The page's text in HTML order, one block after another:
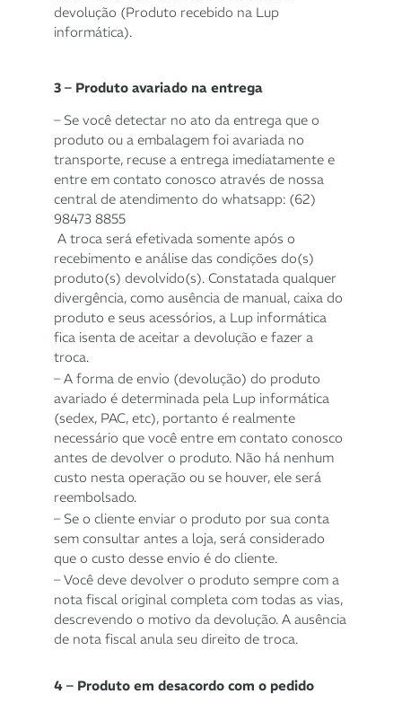
devolução (Produto recebido na Lup
informática).
3 – Produto avariado na entrega
– Se você detectar no ato da entrega que o
produto ou a embalagem foi avariada no
transporte, recuse a entrega imediatamente e
entre em contato conosco através de nossa
central de atendimento do whatsapp: (62)
98473 8855
A troca será efetivada somente após o
recebimento e análise das condições do(s)
produto(s) devolvido(s). Constatada qualquer
divergência, como ausência de manual, caixa do
produto e seus acessórios, a Lup informática
fica isenta de aceitar a devolução e fazer a
troca.
– A forma de envio (devolução) do produto
avariado é determinada pela Lup informática
(sedex, PAC, etc), portanto é realmente
necessário que você entre em contato conosco
antes de devolver o produto. Não há nenhum
custo nesta operação ou se houver, ele será
reembolsado.
– Se o cliente enviar o produto por sua conta
sem consultar antes a loja, será considerado
que o custo desse envio é do cliente.
– Você deve devolver o produto sempre com a
nota fiscal original completa com todas as vias,
descrevendo o motivo da devolução. A ausência
de nota fiscal anula seu direito de troca.
4 – Produto em desacordo com o pedido